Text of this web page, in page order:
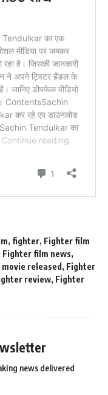
, fighter, Fighter film
Fighter film news,
released , Fighter
review, Fighter
news delivered